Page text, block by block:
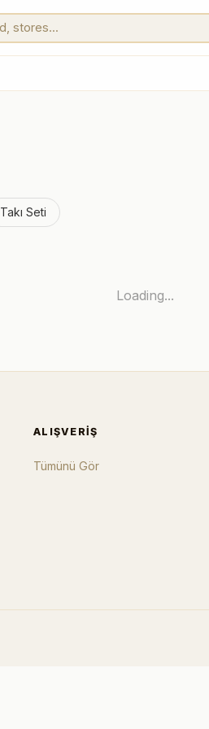
Takı Seti
Loading...
ALIŞVERIŞ
Tümünü Gör